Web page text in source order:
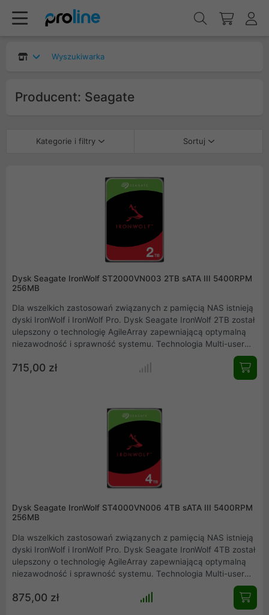
Wyszukiwarka
Producent: Seagate
Kategorie i filtry Sortuj
Dysk Seagate IronWolf ST2000VN003 2TB sATA III 5400RPM
256MB
Dla wszelkich zastosowań związanych z pamięcią NAS istnieją
dyski IronWolf i IronWolf Pro. Dysk Seagate IronWolf 2TB został
ulepszony o technologię AgileArray zapewniającą optymalną
niezawodność i sprawność systemu. Technologia Multi-user
pozwalają dyskom IronWolf utrzymywać jakość i rozwijać się
wraz z przedsiębiorstwem. Dysk przystosowany do ciągłej
715,00 zł
Dysk Seagate IronWolf ST4000VN006 4TB sATA III 5400RPM
256MB
Dla wszelkich zastosowań związanych z pamięcią NAS istnieją
dyski IronWolf i IronWolf Pro. Dysk Seagate IronWolf 4TB został
ulepszony o technologię AgileArray zapewniającą optymalną
niezawodność i sprawność systemu. Technologia Multi-user
pozwalają dyskom IronWolf utrzymywać jakość i rozwijać się
wraz z przedsiębiorstwem. Dysk przystosowany do ciągłej
875,00 zł